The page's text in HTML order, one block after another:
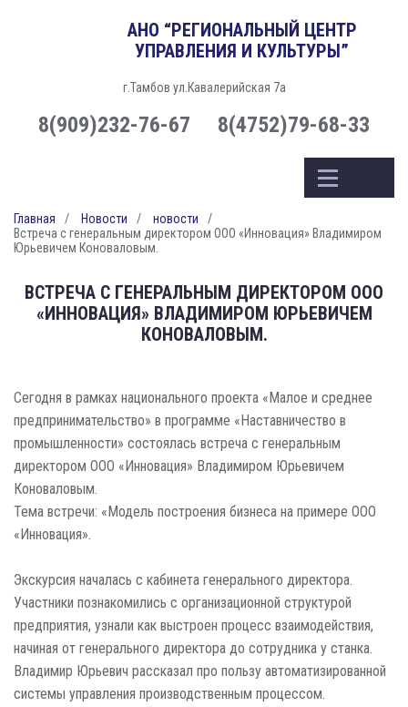
АНО “РЕГИОНАЛЬНЫЙ ЦЕНТР
УПРАВЛЕНИЯ И КУЛЬТУРЫ”
г.Тамбов ул.Кавалерийская 7а
8(909)232-76-67 8(4752)79-68-33
Главная Новости
новости
Встреча с генеральным директором ООО «Инновация» Владимиром
Юрьевичем Коноваловым.
ВСТРЕЧА С ГЕНЕРАЛЬНЫМ ДИРЕКТОРОМ ООО
«ИННОВАЦИЯ» ВЛАДИМИРОМ ЮРЬЕВИЧЕМ
КОНОВАЛОВЫМ.
Сегодня в рамках национального проекта «Малое и среднее
предпринимательство» в программе «Наставничество в
промышленности» состоялась встреча с генеральным
директором ООО «Инновация» Владимиром Юрьевичем
Коноваловым.
Тема встречи: «Модель построения бизнеса на примере ООО
«Инновация».
Экскурсия началась с кабинета генерального директора.
Участники познакомились с организационной структурой
предприятия, узнали как выстроен процесс взаимодействия,
начиная от генерального директора до сотрудника у станка.
Владимир Юрьевич рассказал про пользу автоматизированной
системы управления производственным процессом.